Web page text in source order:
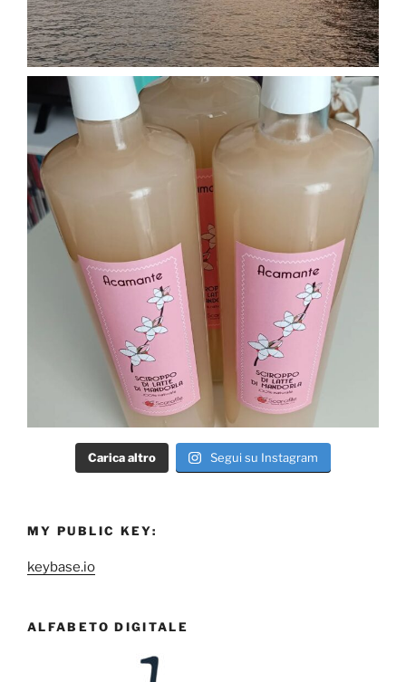
Carica altro Segui su Instagram
MY PUBLIC KEY:
keybase.io
ALFABETO DIGITALE